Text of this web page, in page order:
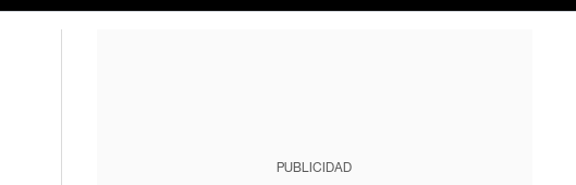
PUBLICIDAD